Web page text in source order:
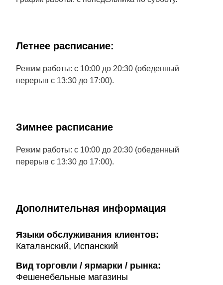
Летнее расписание:
Режим работы: с 10:00 до 20:30 (обеденный
перерыв с 13:30 до 17:00).
Зимнее расписание
Режим работы: с 10:00 до 20:30 (обеденный
перерыв с 13:30 до 17:00).
Дополнительная информация
Языки обслуживания клиентов:
Каталанский, Испанский
Вид торговли / ярмарки / рынка:
Фешенебельные магазины